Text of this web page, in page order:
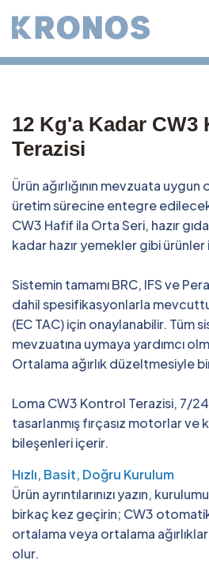
12 Kg'a Kadar CW3
Terazisi
Ürün ağırlığının mevzuata uygun
üretim sürecine entegre
CW3 Hafif ila Orta Seri, hazır
kadar hazır yemekler gibi
Sistemin tamamı BRC, IFS ve
dahil spesifikasyonlarla
(EC TAC) için onaylanabilir. Tüm
mevzuatına uymaya yardımcı
Ortalama ağırlık düzeltmesiyle
Loma CW3 Kontrol Terazisi, 7/
tasarlanmış fırçasız motorlar ve
bileşenleri içerir.
Hızlı, Basit, Doğru Kurulum
Ürün ayrıntılarınızı yazın,
birkaç kez geçirin; CW3
ortalama veya ortalama ağırlıklar
olur.